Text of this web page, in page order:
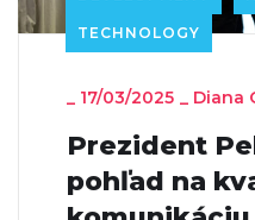
TECHNOLOGY
_ 17/03/2025 _ Diana
Prezident
pohľad na